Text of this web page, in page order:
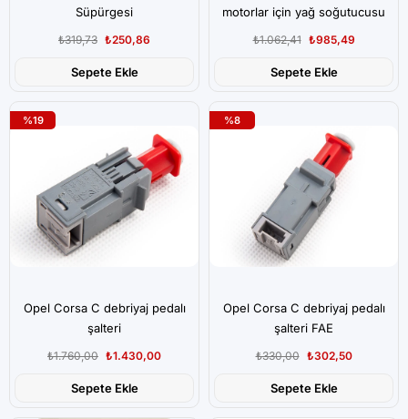
Süpürgesi
₺250,86
₺319,73
Sepete Ekle
motorlar için yağ soğutucusu
₺985,49
₺1.062,41
Sepete Ekle
Opel Corsa C debriyaj pedalı
şalteri
₺1.430,00
₺1.760,00
Sepete Ekle
%19
Opel Corsa C debriyaj pedalı
şalteri FAE
₺302,50
₺330,00
Sepete Ekle
%8